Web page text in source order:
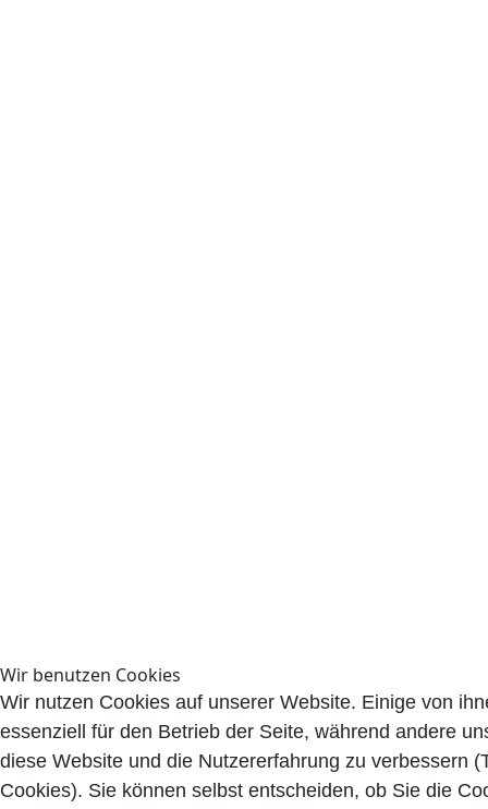
Wir benutzen Cookies
Wir nutzen Cookies auf unserer Website. Einige von
essenziell für den Betrieb der Seite, während andere
diese Website und die Nutzererfahrung zu verbessern
Cookies). Sie können selbst entscheiden, ob Sie die